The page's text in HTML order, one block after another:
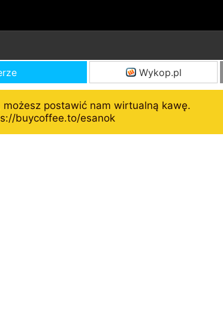
Wykop.pl
możesz postawić nam wirtualną kawę.
buycoffee.to/esanok